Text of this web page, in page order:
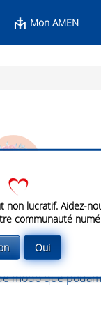
Mon AMEN
de Casia
esposa
y perfecta de
modo que
lucratif. Aidez-
communauté
Oui